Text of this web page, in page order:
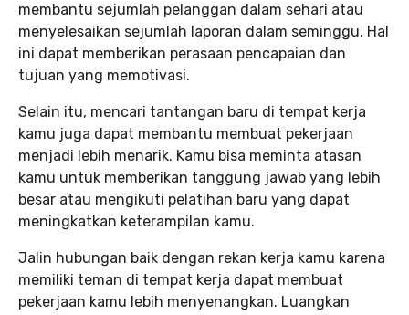
membantu sejumlah pelanggan dalam sehari atau
menyelesaikan sejumlah laporan dalam seminggu. Hal
ini dapat memberikan perasaan pencapaian dan
tujuan yang memotivasi.
Selain itu, mencari tantangan baru di tempat kerja
kamu juga dapat membantu membuat pekerjaan
menjadi lebih menarik. Kamu bisa meminta atasan
kamu untuk memberikan tanggung jawab yang lebih
besar atau mengikuti pelatihan baru yang dapat
meningkatkan keterampilan kamu.
Jalin hubungan baik dengan rekan kerja kamu karena
memiliki teman di tempat kerja dapat membuat
pekerjaan kamu lebih menyenangkan. Luangkan